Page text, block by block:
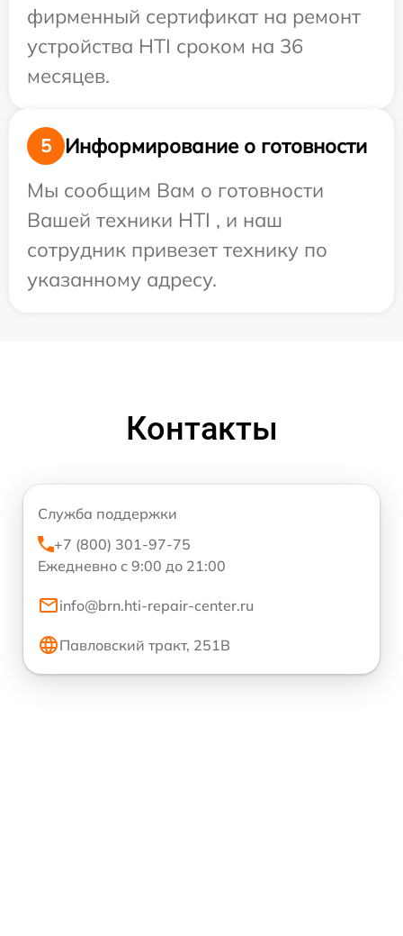
фирменный сертификат на ремонт
устройства HTI сроком на 36
месяцев.
5
Информирование о готовности
Мы сообщим Вам о готовности
Вашей техники HTI , и наш
сотрудник привезет технику по
указанному адресу.
Контакты
Служба поддержки
+7 (800) 301-97-75
Ежедневно с 9:00 до 21:00
info@brn.hti-repair-center.ru
Павловский тракт, 251В